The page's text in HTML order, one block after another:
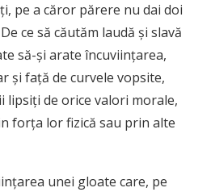
pe a căror părere nu dai doi
ce să căutăm laudă şi slavă
să-şi arate încuviinţarea,
şi faţă de curvele vopsite,
lipsiţi de orice valori morale,
forţa lor fizică sau prin alte
unei gloate care, pe